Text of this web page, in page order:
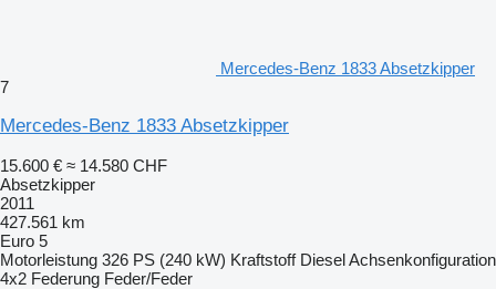
Mercedes-Benz 1833 Absetzkipper
7
Mercedes-Benz 1833 Absetzkipper
15.600 € ≈ 14.580 CHF
Absetzkipper
2011
427.561 km
Euro 5
Motorleistung 326 PS (240 kW) Kraftstoff DieselAchsenkonfiguration
4x2 Federung Feder/Feder